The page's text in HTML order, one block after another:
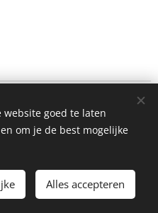
de winkelwagen
website goed te laten
om je de best mogelijke
Alles accepteren